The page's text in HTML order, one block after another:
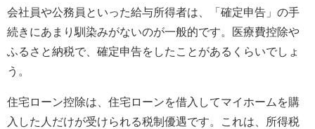
会社員や公務員といった給与所得者は、「確定申告」の手
続きにあまり馴染みがないのが一般的です。医療費控除や
ふるさと納税で、確定申告をしたことがあるくらいでしょ
う。
住宅ローン控除は、住宅ローンを借入してマイホームを購
入した人だけが受けられる税制優遇です。これは、所得税